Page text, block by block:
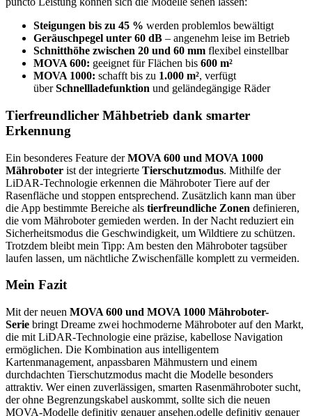
Steigungen bis zu 45 % werden problemlos bewältigt
Geräuschpegel unter 60 dB – angenehm leise im Betrieb
Schnitthöhe zwischen 20 und 60 mm flexibel einstellbar
MOVA 600: geeignet für Flächen bis 600 m²
MOVA 1000: schafft bis zu 1.000 m², verfügt
überSchnellladefunktion und geländegängige Räder
Tierfreundlicher Mähbetrieb dank smarter
Erkennung
Ein besonderes Feature derMOVA 600 und MOVA 1000
Mähroboter ist der integrierte Tierschutzmodus. Mithilfe der
LiDAR-Technologie erkennen die Mähroboter Tiere auf der
Rasenfläche und stoppen entsprechend. Zusätzlich kann man über
die App bestimmte Bereiche als tierfreundliche Zonen definieren,
die vom Mähroboter gemieden werden. In der Nacht reduziert ein
Sicherheitsmodus die Geschwindigkeit, um Wildtiere zu schützen.
Trotzdem bleibt mein Tipp: Am besten den Mähroboter tagsüber
laufen lassen, um nächtliche Zwischenfälle komplett zu vermeiden.
Mein Fazit
Mit der neuen MOVA 600 und MOVA 1000 Mähroboter-
Serie bringt Dreame zwei hochmoderne Mähroboter auf den Markt,
die mit LiDAR-Technologie eine präzise, kabellose Navigation
ermöglichen. Die Kombination aus intelligentem
Kartenmanagement, anpassbaren Mähmustern und einem
durchdachten Tierschutzmodus macht die Modelle besonders
attraktiv. Wer einen zuverlässigen, smarten Rasenmähroboter sucht,
der ohne Begrenzungskabel auskommt, sollte sich die neuen
MOVA-Modelle definitiv genauer ansehen.odelle definitiv genauer